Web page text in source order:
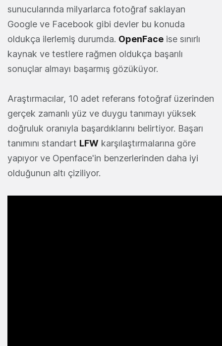
sunucularında milyarlarca fotoğraf saklayan
Google ve Facebook gibi devler bu konuda
oldukça ilerlemiş durumda. OpenFace ise sınırlı
kaynak ve testlere rağmen oldukça başarılı
sonuçlar almayı başarmış gözüküyor.
Araştırmacılar, 10 adet referans fotoğraf üzerinden
gerçek zamanlı yüz ve duygu tanımayı yüksek
doğruluk oranıyla başardıklarını belirtiyor. Başarı
tanımını standart LFW karşılaştırmalarına göre
yapıyor ve Openface'in benzerlerinden daha iyi
olduğunun altı çiziliyor.